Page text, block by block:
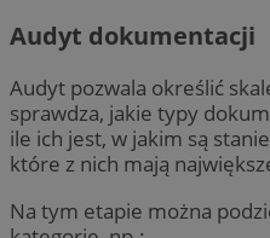
Audyt dokumentacji
Audyt pozwala określić
sprawdza, jakie typy
ile ich jest, w jakim są
które z nich mają
Na tym etapie można